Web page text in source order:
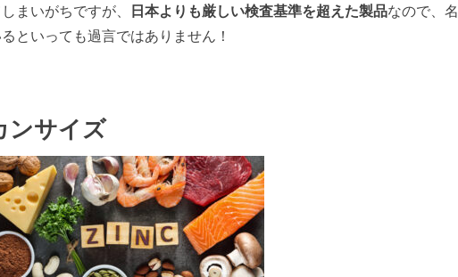
まいがちですが、 日本よりも厳しい検査基準を超えた製品なので、名
といっても過言ではありません！
ンサイズ